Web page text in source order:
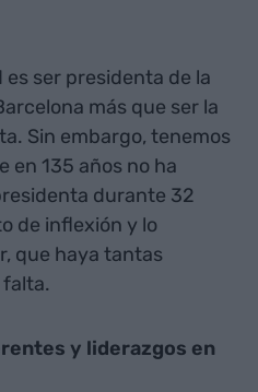
ser presidenta de la
más que ser la
Sin embargo, tenemos
en 135 años no ha
durante 32
de inflexión y lo
que haya tantas
y liderazgos en